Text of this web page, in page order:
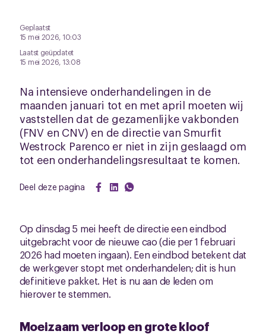
Geplaatst
15 mei 2026, 10:03
Laatst geüpdatet
15 mei 2026, 13:08
Na intensieve onderhandelingen in de
maanden januari tot en met april moeten wij
vaststellen dat de gezamenlijke vakbonden
(FNV en CNV) en de directie van Smurfit
Westrock Parenco er niet in zijn geslaagd om
tot een onderhandelingsresultaat te komen.
Deel deze pagina
Op dinsdag 5 mei heeft de directie een eindbod
uitgebracht voor de nieuwe cao (die per 1 februari
2026 had moeten ingaan). Een eindbod betekent dat
de werkgever stopt met onderhandelen; dit is hun
definitieve pakket. Het is nu aan de leden om
hierover te stemmen.
Moeizaam verloop en grote kloof